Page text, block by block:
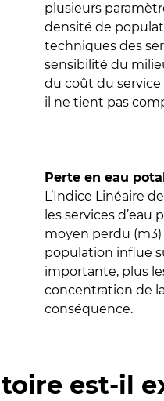
plusieurs
densité de
techniques des
sensibilité du
du coût du service
il ne tient pas
Perte en eau
L’Indice Linéaire
les services
moyen perdu
population influe
importante, plus
concentration de
conséquence.
est-il